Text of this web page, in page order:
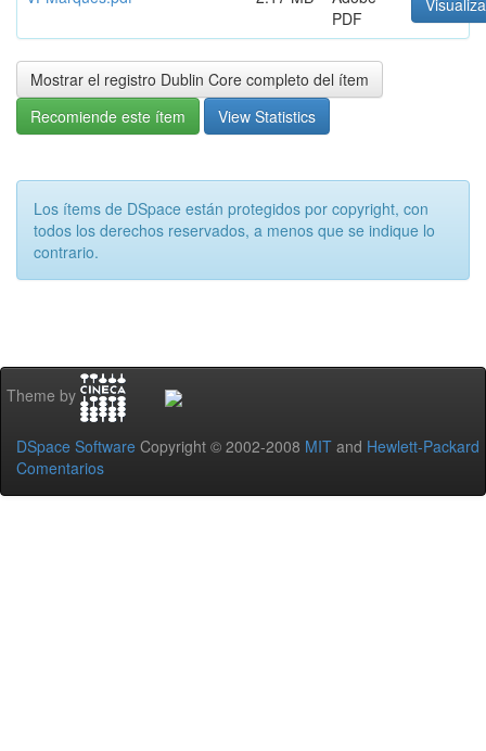
PDF
Mostrar el registro Dublin Core completo del ítem
Recomiende este ítem
View Statistics
Los ítems de DSpace están protegidos por copyright, con
todos los derechos reservados, a menos que se indique lo
contrario.
Theme by
DSpace Software Copyright © 2002-2008 MIT and Hewlett-Packard
Comentarios